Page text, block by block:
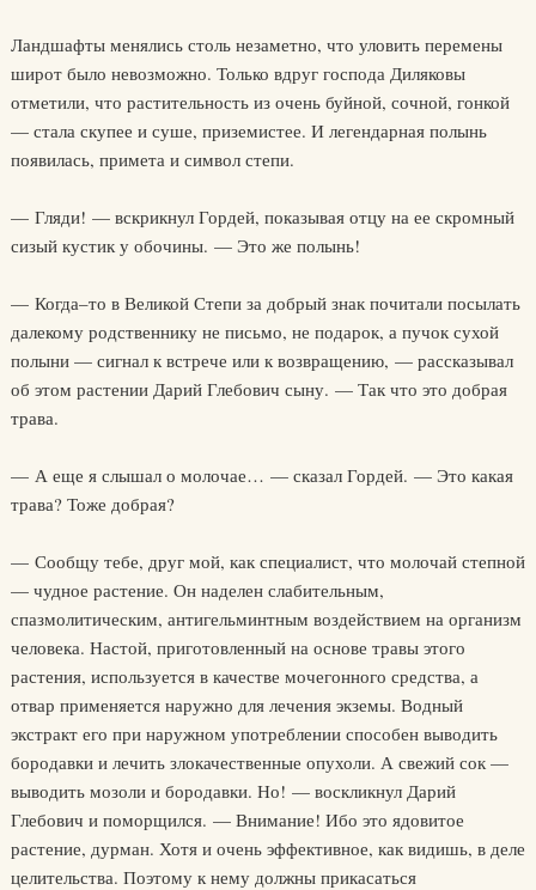
Ландшафты менялись столь незаметно, что уловить перемены
широт было невозможно. Только вдруг господа Диляковы
отметили, что растительность из очень буйной, сочной, гонкой
— стала скупее и суше, приземистее. И легендарная полынь
появилась, примета и символ степи.
— Гляди! — вскрикнул Гордей, показывая отцу на ее скромный
сизый кустик у обочины. — Это же полынь!
— Когда–то в Великой Степи за добрый знак почитали посылать
далекому родственнику не письмо, не подарок, а пучок сухой
полыни — сигнал к встрече или к возвращению, — рассказывал
об этом растении Дарий Глебович сыну. — Так что это добрая
трава.
— А еще я слышал о молочае… — сказал Гордей. — Это какая
трава? Тоже добрая?
— Сообщу тебе, друг мой, как специалист, что молочай степной
— чудное растение. Он наделен слабительным,
спазмолитическим, антигельминтным воздействием на организм
человека. Настой, приготовленный на основе травы этого
растения, используется в качестве мочегонного средства, а
отвар применяется наружно для лечения экземы. Водный
экстракт его при наружном употреблении способен выводить
бородавки и лечить злокачественные опухоли. А свежий сок —
выводить мозоли и бородавки. Но! — воскликнул Дарий
Глебович и поморщился. — Внимание! Ибо это ядовитое
растение, дурман. Хотя и очень эффективное, как видишь, в деле
целительства. Поэтому к нему должны прикасаться